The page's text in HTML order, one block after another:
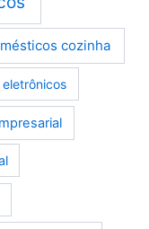
cozinha
eletrônicos